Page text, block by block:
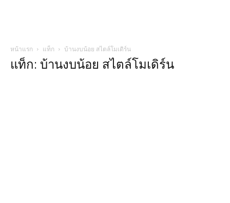
หน้าแรก แท็ก บ้านงบน้อย สไตล์โมเดิร์น
แท็ก: บ้านงบน้อย สไตล์โมเดิร์น